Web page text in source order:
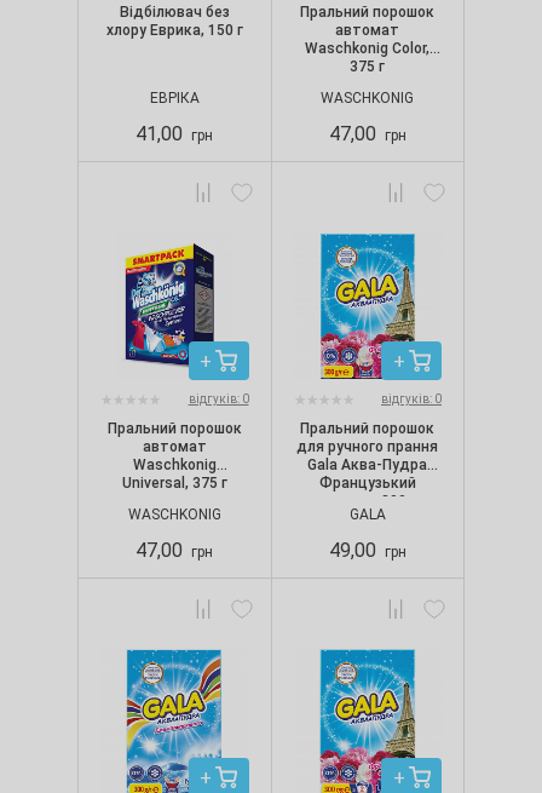
Відбілювач без
хлору Еврика, 150 г
ЕВРІКА
41,00 грн
Пральний порошок
автомат
Waschkonig Color,
375 г
WASCHKONIG
47,00 грн
відгуків: 0
Пральний порошок
автомат
Waschkonig
Universal, 375 г
WASCHKONIG
47,00 грн
відгуків: 0
Пральний порошок
для ручного прання
Gala Аква-Пудра
Французький
аромат, 300 г
GALA
49,00 грн